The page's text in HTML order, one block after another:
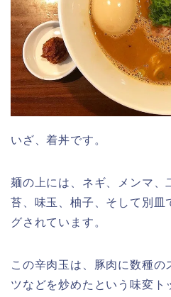
いざ、着丼です。
麺の上には、ネギ、メンマ、
苔、味玉、柚子、そして別皿
グされています。
この辛肉玉は、豚肉に数種の
ツなどを炒めたという味変ト